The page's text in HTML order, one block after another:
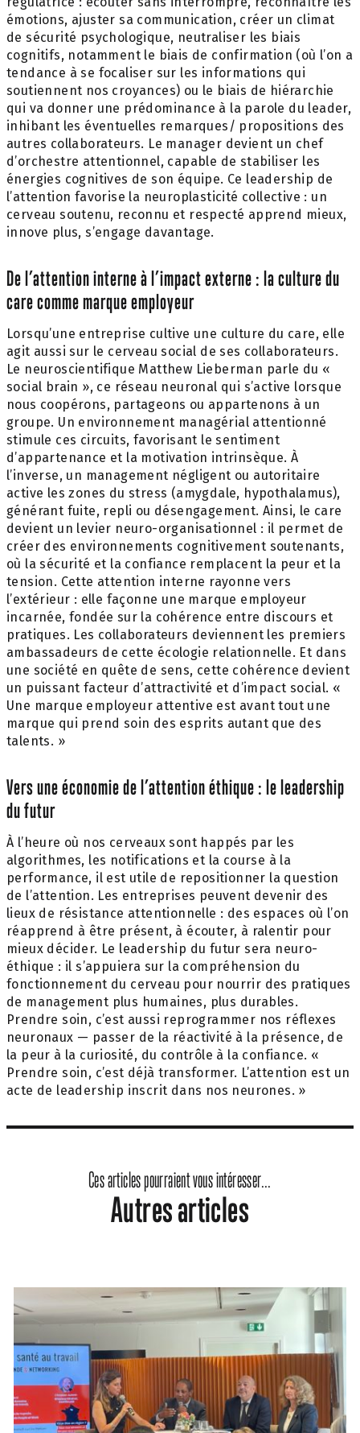
émotions, ajuster sa communication, créer un climat
de sécurité psychologique, neutraliser les biais
cognitifs, notamment le biais de confirmation (où l’on a
tendance à se focaliser sur les informations qui
soutiennent nos croyances) ou le biais de hiérarchie
qui va donner une prédominance à la parole du leader,
inhibant les éventuelles remarques/ propositions des
autres collaborateurs. Le manager devient un chef
d’orchestre attentionnel, capable de stabiliser les
énergies cognitives de son équipe. Ce leadership de
l’attention favorise la neuroplasticité collective : un
cerveau soutenu, reconnu et respecté apprend mieux,
innove plus, s’engage davantage.
De l’attention interne à l’impact externe : la culture du
care comme marque employeur
Lorsqu’une entreprise cultive une culture du care, elle
agit aussi sur le cerveau social de ses collaborateurs.
Le neuroscientifique Matthew Lieberman parle du «
social brain », ce réseau neuronal qui s’active lorsque
nous coopérons, partageons ou appartenons à un
groupe. Un environnement managérial attentionné
stimule ces circuits, favorisant le sentiment
d’appartenance et la motivation intrinsèque. À
l’inverse, un management négligent ou autoritaire
active les zones du stress (amygdale, hypothalamus),
générant fuite, repli ou désengagement. Ainsi, le care
devient un levier neuro-organisationnel : il permet de
créer des environnements cognitivement soutenants,
où la sécurité et la confiance remplacent la peur et la
tension. Cette attention interne rayonne vers
l’extérieur : elle façonne une marque employeur
incarnée, fondée sur la cohérence entre discours et
pratiques. Les collaborateurs deviennent les premiers
ambassadeurs de cette écologie relationnelle. Et dans
une société en quête de sens, cette cohérence devient
un puissant facteur d’attractivité et d’impact social. «
Une marque employeur attentive est avant tout une
marque qui prend soin des esprits autant que des
talents. »
Vers une économie de l’attention éthique : le leadership
du futur
À l’heure où nos cerveaux sont happés par les
algorithmes, les notifications et la course à la
performance, il est utile de repositionner la question
de l’attention. Les entreprises peuvent devenir des
lieux de résistance attentionnelle : des espaces où l’on
réapprend à être présent, à écouter, à ralentir pour
mieux décider. Le leadership du futur sera neuro-
éthique : il s’appuiera sur la compréhension du
fonctionnement du cerveau pour nourrir des pratiques
de management plus humaines, plus durables.
Prendre soin, c’est aussi reprogrammer nos réflexes
neuronaux — passer de la réactivité à la présence, de
la peur à la curiosité, du contrôle à la confiance. «
Prendre soin, c’est déjà transformer. L’attention est un
acte de leadership inscrit dans nos neurones. »
Ces articles pourraient vous intéresser...
Autres articles